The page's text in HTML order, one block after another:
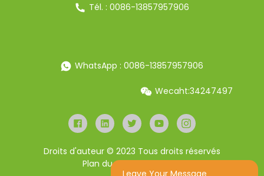
Tél. : 0086-13857957906
WhatsApp : 0086-13857957906
Wecaht:34247497
Droits d'auteur © 2023 Tous droits réservés
Plan du site Resource
Leave Your Message